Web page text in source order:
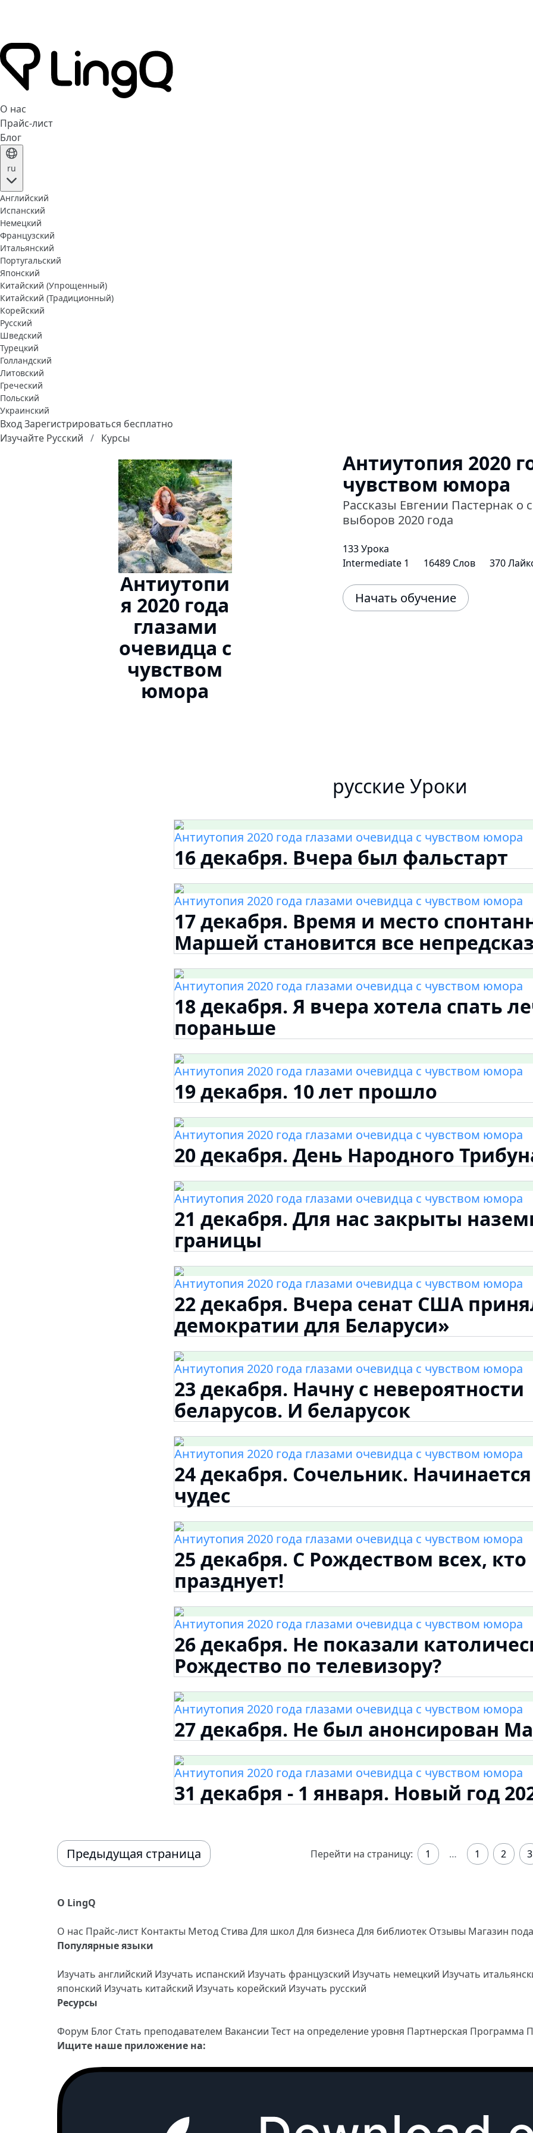
О нас
Прайс-лист
Блог
ru
Английский
Испанский
Немецкий
Французский
Итальянский
Португальский
Японский
Китайский (Упрощенный)
Китайский (Традиционный)
Корейский
Русский
Шведский
Турецкий
Голландский
Литовский
Греческий
Польский
Украинский
ВходЗарегистрироваться бесплатно
Изучайте Русский
Курсы
Антиутопи
я 2020 года
глазами
очевидца с
чувством
юмора
Антиутопия 2020
чувством юмора
Рассказы Евгении Пастернак о
выборов 2020 года
133 Урока
Intermediate 1
16489 Слов 370
Начать обучение
русские Уроки
Антиутопия 2020 года глазами очевидца с чувством юмора
16 декабря. Вчера был фальстарт
Антиутопия 2020 года глазами очевидца с чувством юмора
17 декабря. Время и место
Маршей становится все
Антиутопия 2020 года глазами очевидца с чувством юмора
18 декабря. Я вчера хотела спать
пораньше
Антиутопия 2020 года глазами очевидца с чувством юмора
19 декабря. 10 лет прошло
Антиутопия 2020 года глазами очевидца с чувством юмора
20 декабря. День Народного
Антиутопия 2020 года глазами очевидца с чувством юмора
21 декабря. Для нас закрыты
границы
Антиутопия 2020 года глазами очевидца с чувством юмора
22 декабря. Вчера сенат США
демократии для Беларуси»
Антиутопия 2020 года глазами очевидца с чувством юмора
23 декабря. Начну с невероятности
беларусов. И беларусок
Антиутопия 2020 года глазами очевидца с чувством юмора
24 декабря. Сочельник.
чудес
Антиутопия 2020 года глазами очевидца с чувством юмора
25 декабря. С Рождеством всех, кто
празднует!
Антиутопия 2020 года глазами очевидца с чувством юмора
26 декабря. Не показали
Рождество по телевизору?
Антиутопия 2020 года глазами очевидца с чувством юмора
27 декабря. Не был анонсирован
Антиутопия 2020 года глазами очевидца с чувством юмора
31 декабря - 1 января. Новый год
Предыдущая страница Перейти на страницу: 1 … 1 2 3
О LingQ
О нас Прайс-лист Контакты Метод Стива Для школ Для бизнеса Для библиотек Отзывы Магазин
Популярные языки
Изучать английский Изучать испанский Изучать французский Изучать немецкий Изучать
японский Изучать китайский Изучать корейский Изучать русский
Ресурсы
Форум Блог Стать преподавателем Вакансии Тест на определение уровня Партнерская Программа
Ищите наше приложение на: